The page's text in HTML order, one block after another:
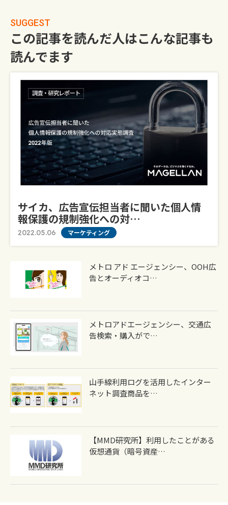
SUGGEST
この記事を読んだ人はこんな記事も
読んでます
サイカ、広告宣伝担当者に聞いた個人情
報保護の規制強化への対…
2022.05.06 マーケティング
メトロ アド エージェンシー、OOH広
告とオーディオコ…
メトロアドエージェンシー、交通広
告検索・購入がで…
山手線利用ログを活用したインター
ネット調査商品を…
【MMD研究所】利用したことがある
仮想通貨（暗号資産…